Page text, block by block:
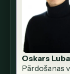
Oskars
Pārdošanas